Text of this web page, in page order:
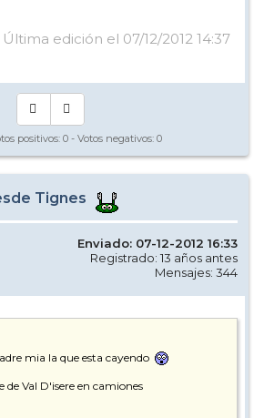
edición el 07/12/2012 14:37
positivos: 0 - Votos negativos: 0
Tignes
Enviado: 07-12-2012 16:33
Registrado: 13 años antes
Mensajes: 344
mia la que esta cayendo
de Val D'isere en camiones